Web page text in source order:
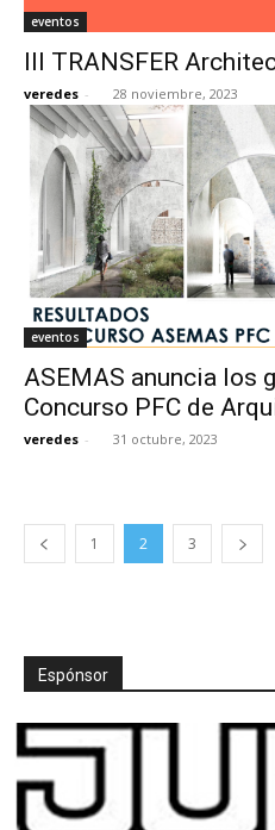
eventos
III TRANSFER
veredes - 28 noviembre, 2023
eventos
ASEMAS anuncia los
Concurso PFC de
veredes - 31 octubre, 2023
1 2 3
Espónsor